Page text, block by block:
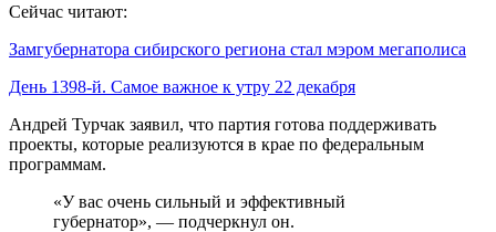
Сейчас читают:
Замгубернатора сибирского региона стал мэром мегаполиса
День 1398-й. Самое важное к утру 22 декабря
Андрей Турчак заявил, что партия готова поддерживать
проекты, которые реализуются в крае по федеральным
программам.
«У вас очень сильный и эффективный
губернатор», — подчеркнул он.